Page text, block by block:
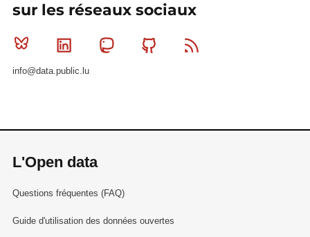
sur les réseaux sociaux
Bluesky Linkedin MastodonGithub
info@data.public.lu
L'Open data
Questions fréquentes (FAQ)
Guide d'utilisation des données ouvertes